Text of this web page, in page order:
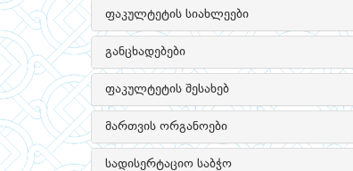
ფაკულტეტის სიახლეები
განცხადებები
ფაკულტეტის შესახებ
მართვის ორგანოები
სადისერტაციო საბჭო